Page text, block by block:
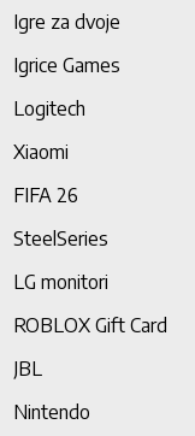
Igre za dvoje
Igrice Games
Logitech
Xiaomi
FIFA 26
SteelSeries
LG monitori
ROBLOX Gift Card
JBL
Nintendo